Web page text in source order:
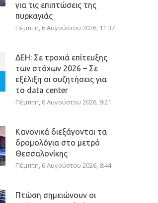
για τις επιπτώσεις της
πυρκαγιάς
Πέμπτη, 6 Αυγούστου 2026, 11:37
ΔΕΗ: Σε τροχιά επίτευξης
των στόχων 2026 – Σε
εξέλιξη οι συζητήσεις για
το data center
Πέμπτη, 6 Αυγούστου 2026, 9:21
Κανονικά διεξάγονται τα
δρομολόγια στο μετρό
Θεσσαλονίκης
Πέμπτη, 6 Αυγούστου 2026, 8:44
Πτώση σημειώνουν οι